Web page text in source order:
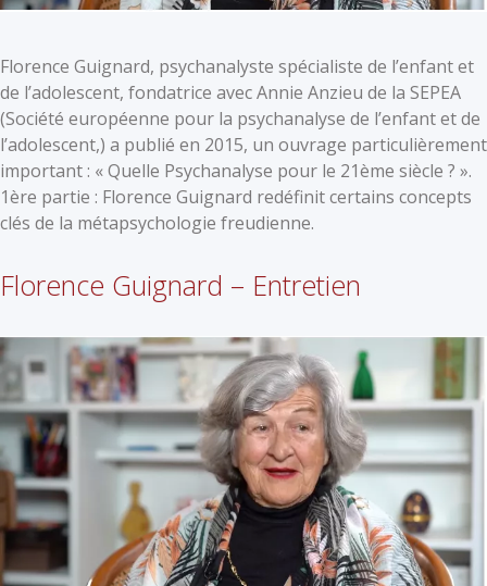
Florence Guignard, psychanalyste spécialiste de l’enfant et
de l’adolescent, fondatrice avec Annie Anzieu de la SEPEA
(Société européenne pour la psychanalyse de l’enfant et de
l’adolescent,) a publié en 2015, un ouvrage particulièrement
important : « Quelle Psychanalyse pour le 21ème siècle ? ».
1ère partie : Florence Guignard redéfinit certains concepts
clés de la métapsychologie freudienne.
Florence Guignard – Entretien